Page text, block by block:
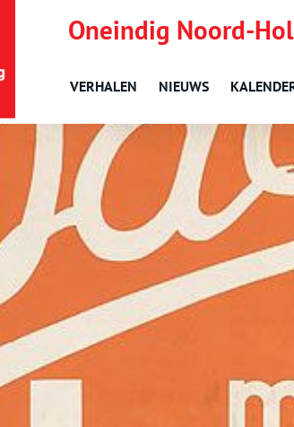
Oneindig Noord-
VERHALEN NIEUWS